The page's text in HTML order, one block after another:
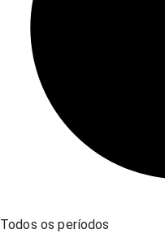
Todos os períodos